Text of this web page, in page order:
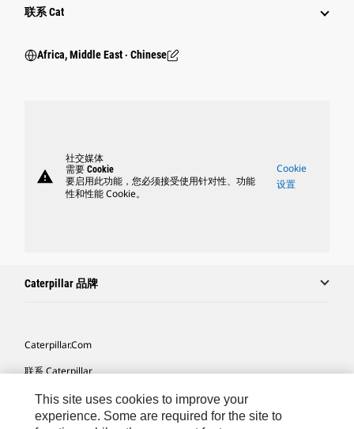
行业
联系 Cat
Africa, Middle East ‧ Chinese
warning
社交媒体
需要 Cookie
要启用此功能，您必须接受使用针对性、功能
性和性能 Cookie。
Cookie
设置
Caterpillar 品牌
Caterpillar.com
联系 Caterpillar
我的营销首选项
站点地图
This site uses cookies to improve your
experience. Some are required for the site to